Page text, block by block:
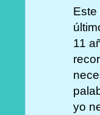
11
yo